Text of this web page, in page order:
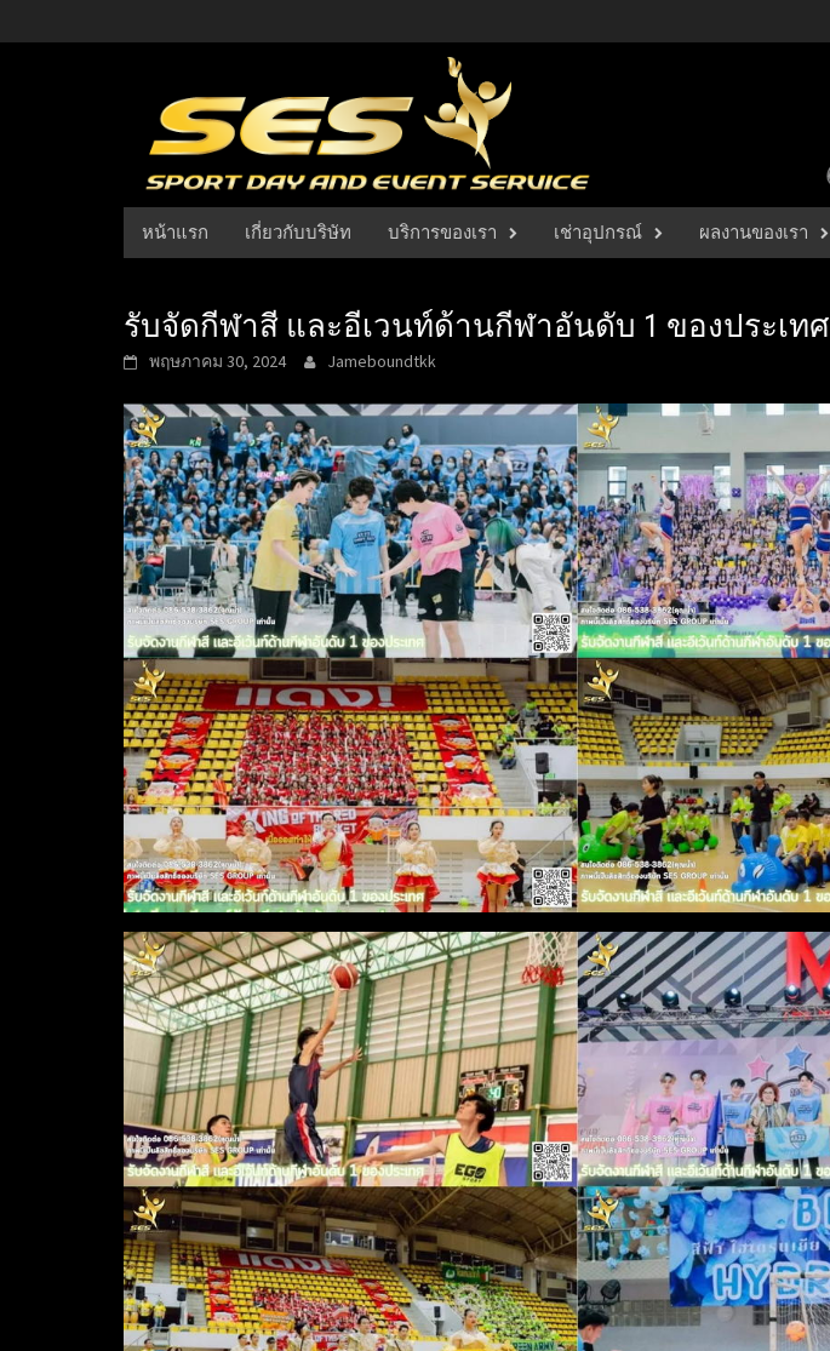
to
หน้าแรก เกี่ยวกับบริษัท บริการของเรา เช่าอุปกรณ์ ผลงานของเรา
รับจัดกีฬาสี และอีเวนท์ด้านกีฬาอันดับ 1 ของประเทศ
พฤษภาคม 30, 2024 Jameboundtkk